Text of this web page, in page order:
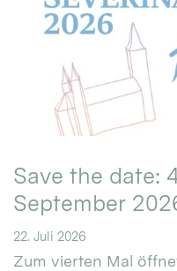
Save the date:
September
22. Juli 2026
Zum vierten Mal